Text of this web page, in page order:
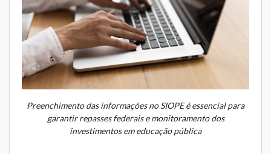
Preenchimento das informações no SIOPE é essencial para
garantir repasses federais e monitoramento dos
investimentos em educação pública